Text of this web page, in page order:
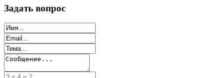
Задать вопрос